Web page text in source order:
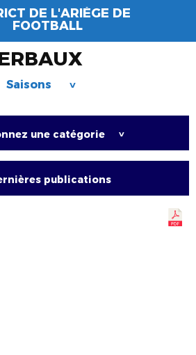
DE L'ARIÈGE DE
FOOTBALL
Saisons >
une catégorie >
publications